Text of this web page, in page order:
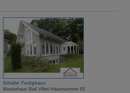
Schäfer Fertighaus
Musterhaus Bad Vilbel Hausnummer 63